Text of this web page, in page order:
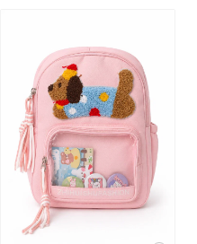
Aktarılabileceği
metninin (d)
kişisel verileriniz;
amaçların
ve bu
ile sınırlı
8. Maddesi
içinde yerleşik;